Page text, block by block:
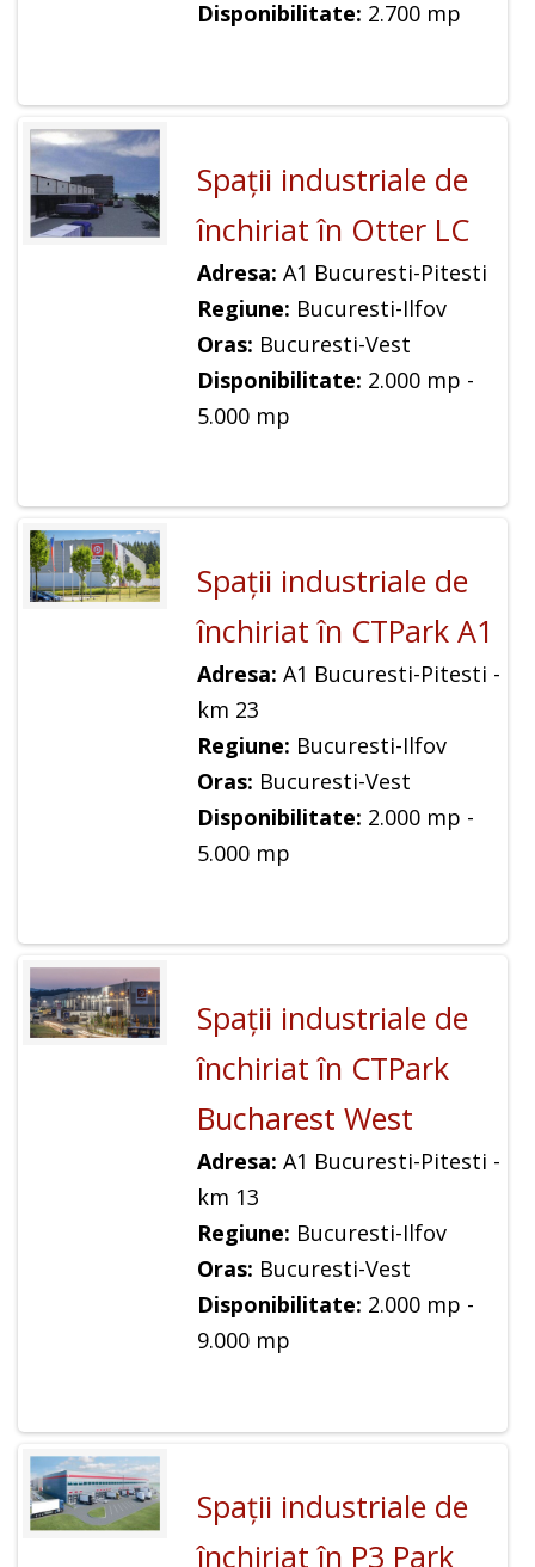
Disponibilitate: 2.700 mp
Spaţii industriale de
închiriat în Otter LC
Adresa: A1 Bucuresti-Pitesti
Regiune: Bucuresti-Ilfov
Oras: Bucuresti-Vest
Disponibilitate: 2.000 mp -
5.000 mp
Spaţii industriale de
închiriat în CTPark A1
Adresa: A1 Bucuresti-Pitesti -
km 23
Regiune: Bucuresti-Ilfov
Oras: Bucuresti-Vest
Disponibilitate: 2.000 mp -
5.000 mp
Spaţii industriale de
închiriat în CTPark
Bucharest West
Adresa: A1 Bucuresti-Pitesti -
km 13
Regiune: Bucuresti-Ilfov
Oras: Bucuresti-Vest
Disponibilitate: 2.000 mp -
9.000 mp
Spaţii industriale de
închiriat în P3 Park